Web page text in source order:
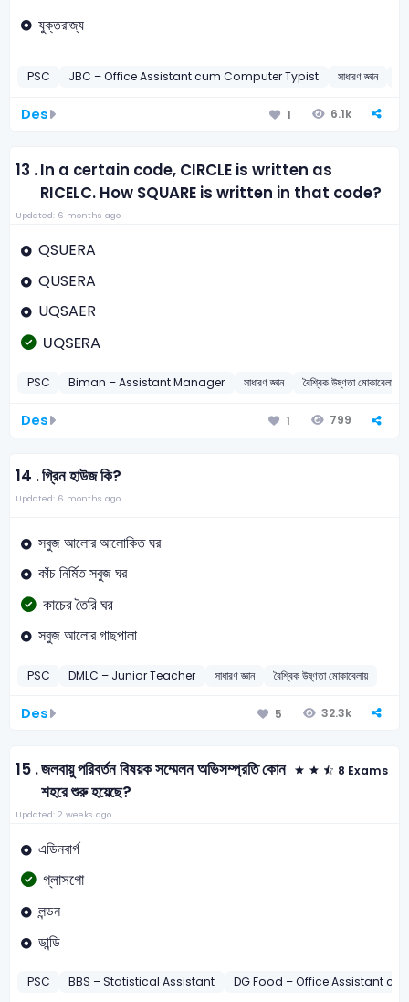
যুক্তরাজ্য
PSC JBC – Office Assistant cum Computer Typist সাধারণ জ্ঞান
Des 1 6.1k
13 .In a certain code, CIRCLE is written as
RICELC. How SQUARE is written in that code?
Updated: 6 months ago
QSUERA
QUSERA
UQSAER
UQSERA
PSC Biman – Assistant Manager সাধারণ জ্ঞান বৈশ্বিক উষ্ণতা মোকাবেলায়
Des 1 799
14 .গ্রিন হাউজ কি?
Updated: 6 months ago
সবুজ আলোর আলোকিত ঘর
কাঁচ নির্মিত সবুজ ঘর
কাচের তৈরি ঘর
সবুজ আলোর গাছপালা
PSC DMLC – Junior Teacher সাধারণ জ্ঞান বৈশ্বিক উষ্ণতা মোকাবেলায়
Des 5 32.3k
15 .জলবায়ু পরিবর্তন বিষয়ক সম্মেলন অভিসম্প্রতি কোন
শহরে শুরু হয়েছে?
8 Exams
Updated: 2 weeks ago
এডিনবার্গ
গ্লাসগো
লন্ডন
ডান্ডি
PSC BBS – Statistical Assistant DG Food – Office Assistant